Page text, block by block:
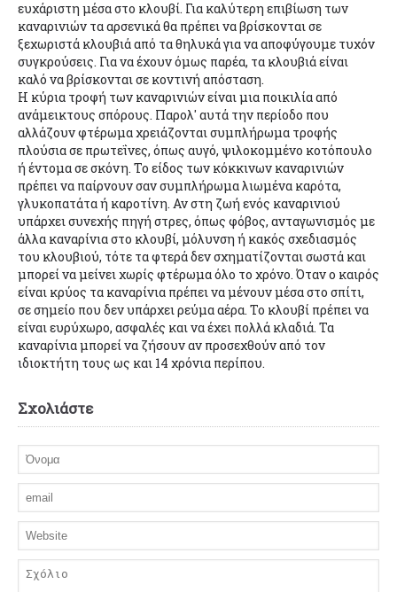
ευχάριστη μέσα στο κλουβί. Για καλύτερη επιβίωση των
καναρινιών τα αρσενικά θα πρέπει να βρίσκονται σε
ξεχωριστά κλουβιά από τα θηλυκά για να αποφύγουμε τυχόν
συγκρούσεις. Για να έχουν όμως παρέα, τα κλουβιά είναι
καλό να βρίσκονται σε κοντινή απόσταση.
Η κύρια τροφή των καναρινιών είναι μια ποικιλία από
ανάμεικτους σπόρους. Παρολ' αυτά την περίοδο που
αλλάζουν φτέρωμα χρειάζονται συμπλήρωμα τροφής
πλούσια σε πρωτεΐνες, όπως αυγό, ψιλοκομμένο κοτόπουλο
ή έντομα σε σκόνη. Το είδος των κόκκινων καναρινιών
πρέπει να παίρνουν σαν συμπλήρωμα λιωμένα καρότα,
γλυκοπατάτα ή καροτίνη. Αν στη ζωή ενός καναρινιού
υπάρχει συνεχής πηγή στρες, όπως φόβος, ανταγωνισμός με
άλλα καναρίνια στο κλουβί, μόλυνση ή κακός σχεδιασμός
του κλουβιού, τότε τα φτερά δεν σχηματίζονται σωστά και
μπορεί να μείνει χωρίς φτέρωμα όλο το χρόνο. Όταν ο καιρός
είναι κρύος τα καναρίνια πρέπει να μένουν μέσα στο σπίτι,
σε σημείο που δεν υπάρχει ρεύμα αέρα. Το κλουβί πρέπει να
είναι ευρύχωρο, ασφαλές και να έχει πολλά κλαδιά. Τα
καναρίνια μπορεί να ζήσουν αν προσεχθούν από τον
ιδιοκτήτη τους ως και 14 χρόνια περίπου.
Σχολιάστε